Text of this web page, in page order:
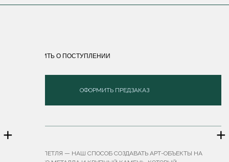
+ +
СООБЩИТЬ О ПОСТУПЛЕНИИ
ОФОРМИТЬ ПРЕДЗАКАЗ
ОПИСАНИЕ
ПОДВЕСКА-ПЕТЛЯ — НАШ СПОСОБ СОЗДАВАТЬ АРТ-ОБЪЕКТЫ НА